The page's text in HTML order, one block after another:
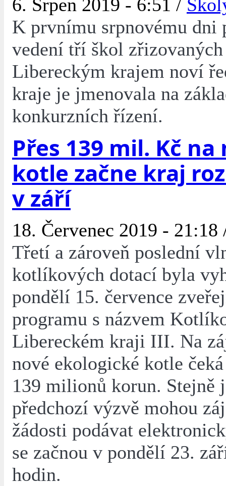
6. Srpen 2019 - 6:51 /
K prvnímu srpnovému dni
vedení tří škol zřizovaných
Libereckým krajem noví
kraje je jmenovala na
konkurzních řízení.
Přes 139 mil. Kč na
kotle začne kraj
v září
18. Červenec 2019 -
Třetí a zároveň poslední
kotlíkových dotací byla
pondělí 15. července
programu s názvem
Libereckém kraji III. Na
nové ekologické kotle
139 milionů korun. Stejně
předchozí výzvě mohou
žádosti podávat
se začnou v pondělí 23.
hodin.